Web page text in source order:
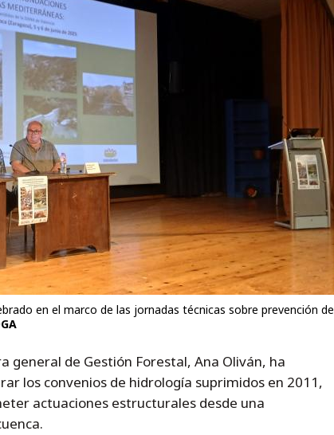
en el marco de las jornadas técnicas sobre prevención de
general de Gestión Forestal, Ana Oliván, ha
los convenios de hidrología suprimidos en 2011,
actuaciones estructurales desde una